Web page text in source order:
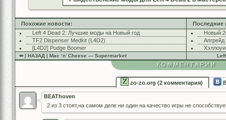
Похожие новости:
Left 4 Dead 2: Лучшие моды на Новый год
TF2 Dispenser Medkit (L4D2)
[L4D2] Pudge Boomer
Последние
Новый
⇚ | НАЗАД | Mac ‘n’ Cheese — Supermarket
КОММЕНТАРИИ
zo-zo.org (2 комментария)
BEAThoven
2 из 3 стоят,на самом деле ни один на качество игры не